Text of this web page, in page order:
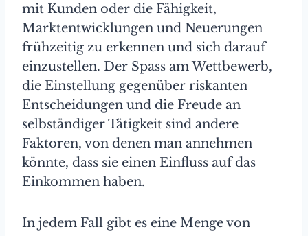
mit Kunden oder die Fähigkeit,
Marktentwicklungen und Neuerungen
frühzeitig zu erkennen und sich darauf
einzustellen. Der Spass am Wettbewerb,
die Einstellung gegenüber riskanten
Entscheidungen und die Freude an
selbständiger Tätigkeit sind andere
Faktoren, von denen man annehmen
könnte, dass sie einen Einfluss auf das
Einkommen haben.
In jedem Fall gibt es eine Menge von